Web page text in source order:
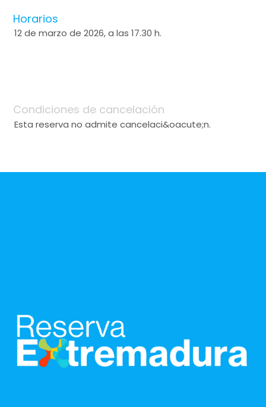
Horarios
12 de marzo de 2026, a las 17.30 h.
Condiciones de cancelación
Esta reserva no admite cancelaci&oacute;n.